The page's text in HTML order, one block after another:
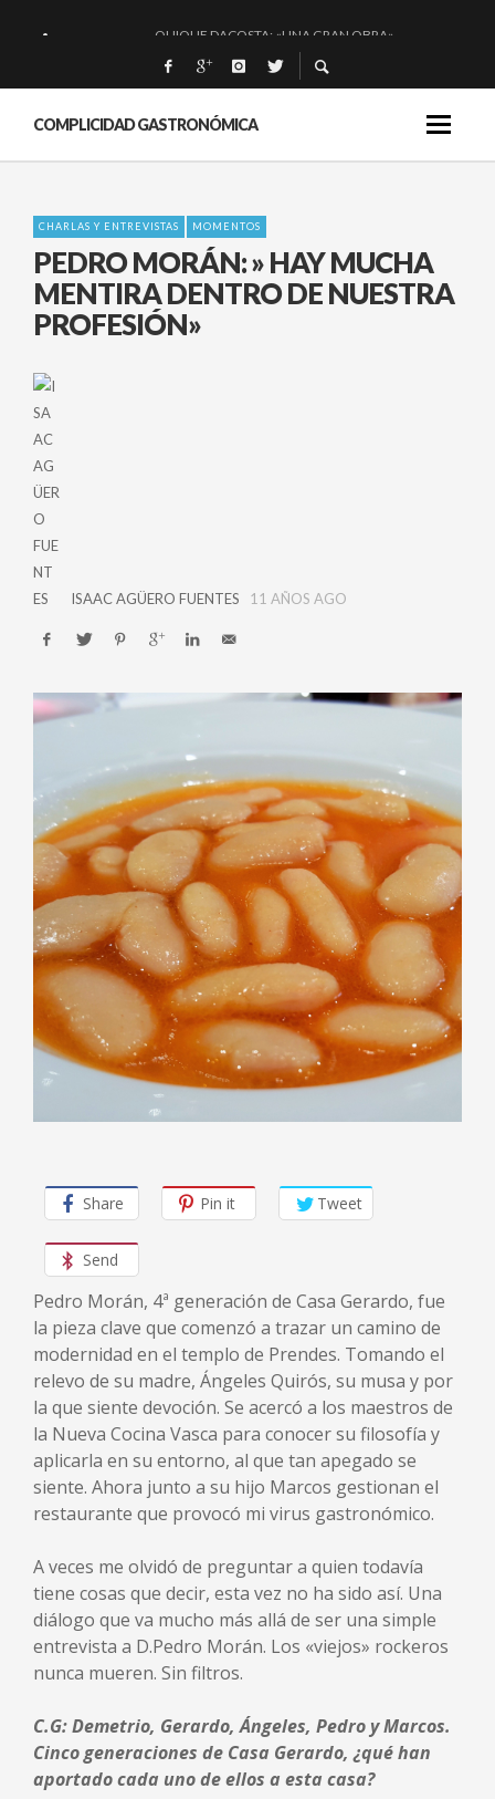
QUIQUE DACOSTA: «UNA GRAN OBRA»
EL BARUCO DE ANERO: MUCHO MÁS QUE UN BAR.
MONTIA: ESENCIAL Y BRILLANTE.
COMPLICIDAD GASTRONÓMICA
CHARLAS Y ENTREVISTAS MOMENTOS
PEDRO MORÁN: » HAY MUCHA
MENTIRA DENTRO DE NUESTRA
PROFESIÓN»
ISAAC AGÜERO FUENTES 11 AÑOS AGO
Share Pin it Tweet
Send
Pedro Morán, 4ª generación de Casa Gerardo, fue
la pieza clave que comenzó a trazar un camino de
modernidad en el templo de Prendes. Tomando el
relevo de su madre, Ángeles Quirós, su musa y por
la que siente devoción. Se acercó a los maestros de
la Nueva Cocina Vasca para conocer su filosofía y
aplicarla en su entorno, al que tan apegado se
siente. Ahora junto a su hijo Marcos gestionan el
restaurante que provocó mi virus gastronómico.
A veces me olvidó de preguntar a quien todavía
tiene cosas que decir, esta vez no ha sido así. Una
diálogo que va mucho más allá de ser una simple
entrevista a D.Pedro Morán. Los «viejos» rockeros
nunca mueren. Sin filtros.
C.G: Demetrio, Gerardo, Ángeles, Pedro y Marcos.
Cinco generaciones de Casa Gerardo, ¿qué han
aportado cada uno de ellos a esta casa?